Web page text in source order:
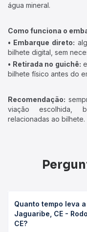
água mineral.
Como funciona o
• Embarque direto:
bilhete digital, sem
• Retirada no guichê:
bilhete físico antes do
Recomendação:
viação escolhida,
relacionadas ao bilhete.
Quanto tempo leva
Jaguaribe, CE -
CE?